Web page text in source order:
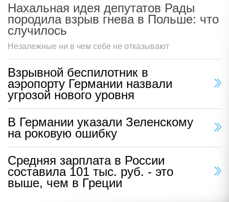
Нахальная идея депутатов Рады
породила взрыв гнева в Польше: что
случилось
Незалежные ни в чем себе не отказывают
Взрывной беспилотник в
аэропорту Германии назвали
угрозой нового уровня
В Германии указали Зеленскому
на роковую ошибку
Средняя зарплата в России
составила 101 тыс. руб. - это
выше, чем в Греции